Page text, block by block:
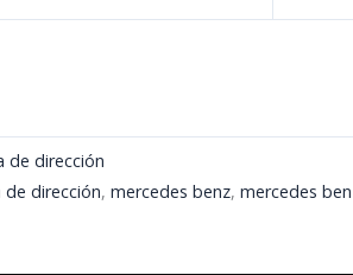
de dirección
de dirección,mercedes benz,mercedes